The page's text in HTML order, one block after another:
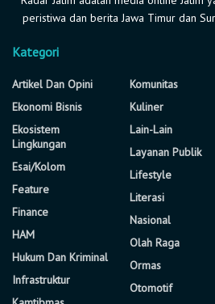
peristiwa dan berita Jawa Timur dan
Kategori
Artikel Dan Opini
Ekonomi Bisnis
Ekosistem
Lingkungan
Esai/Kolom
Feature
Finance
HAM
Hukum Dan Kriminal
Infrastruktur
Komunitas
Kuliner
Lain-Lain
Layanan Publik
Lifestyle
Literasi
Nasional
Olah Raga
Ormas
Otomotif